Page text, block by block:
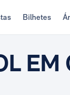
Bilhetes